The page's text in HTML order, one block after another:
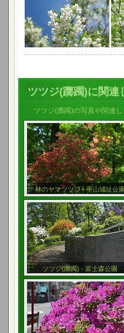
ツツジ(躑躅)に関連
ツツジ(躑躅)の写真や関連
林のヤマツツジ - 平山城址公
ツツジ(躑躅) - 富士森公園